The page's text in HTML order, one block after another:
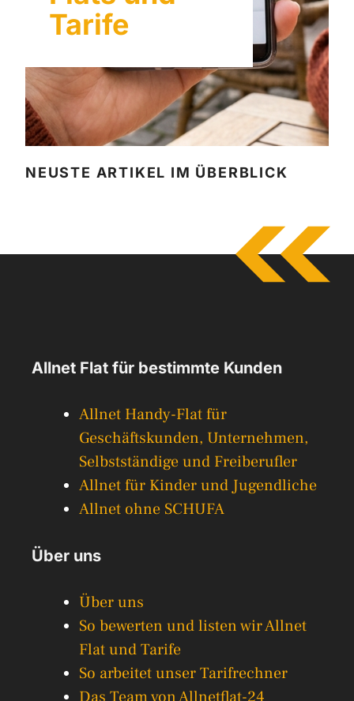
Tarife
NEUSTE ARTIKEL IM ÜBERBLICK
Allnet Flat für bestimmte Kunden
Allnet Handy-Flat für
Geschäftskunden, Unternehmen,
Selbstständige und Freiberufler
Allnet für Kinder und Jugendliche
Allnet ohne SCHUFA
Über uns
Über uns
So bewerten und listen wir Allnet
Flat und Tarife
So arbeitet unser Tarifrechner